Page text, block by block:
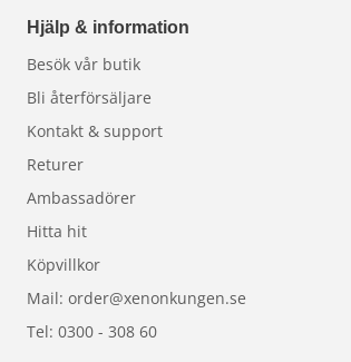
Hjälp & information
Besök vår butik
Bli återförsäljare
Kontakt & support
Returer
Ambassadörer
Hitta hit
Köpvillkor
Mail: order@xenonkungen.se
Tel: 0300 - 308 60